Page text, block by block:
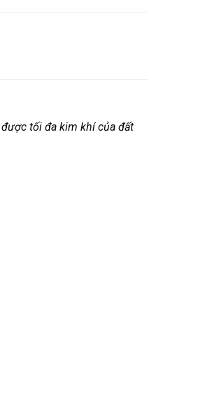
tối đa kim khí của đất